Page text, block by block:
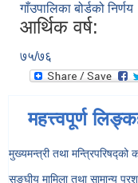
गाँउपालिका बोर्डको निर्णय
आर्थिक वर्ष:
७५/७६
महत्त्वपूर्ण
मुख्यमन्त्री तथा मन्त्रिपरिषद्को
सङ्‍घीय मामिला तथा सामान्य